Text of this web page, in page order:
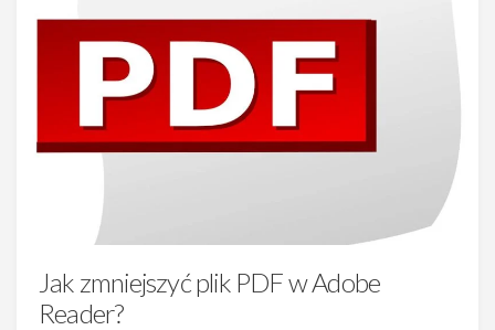
Jak zmniejszyć plik PDF w Adobe
Reader?